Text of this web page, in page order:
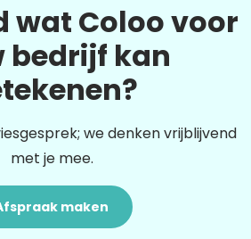
wat Coloo voor
bedrijf kan
we denken vrijblijvend
met je mee.
maken